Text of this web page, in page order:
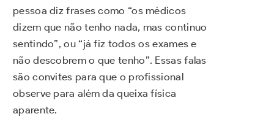
pessoa diz frases como “os médicos
dizem que não tenho nada, mas continuo
sentindo”, ou “já fiz todos os exames e
não descobrem o que tenho”. Essas falas
são convites para que o profissional
observe para além da queixa física
aparente.